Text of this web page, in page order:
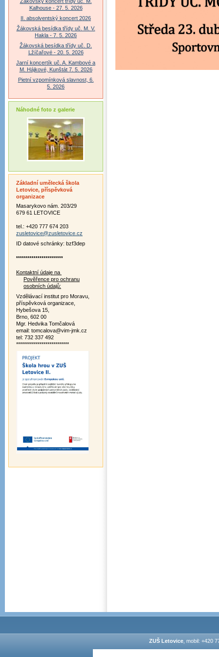
Kalhouse - 27. 5. 2026
II. absolventský koncert 2026
Žákovská besídka třídy uč. M. V.
Hakla - 7. 5. 2026
Žákovská besídka třídy uč. D.
Lžíčařové - 20. 5. 2026
Jarní koncertík uč. A. Kambové a
M. Hájkové, Kunštát 7. 5. 2026
Pietní vzpomínková slavnost, 6.
5. 2026
Náhodné foto z galerie
Základní umělecká škola
Letovice, příspěvková
organizace
Masarykovo nám. 203/29
679 61 LETOVICE
tel.: +420 777 674 203
zusletovice@zusletovice.cz
ID datové schránky: bzf3dep
************************
Kontaktní údaje na
Pověřence pro ochranu
osobních údajů:
Vzdělávací institut pro Moravu,
příspěvková organizace,
Hybešova 15,
Brno, 602 00
Mgr. Hedvika Tomčalová
email: tomcalova@vim-jmk.cz
tel: 732 337 492
***************************
ZUŠ Letovice, mobil: +420